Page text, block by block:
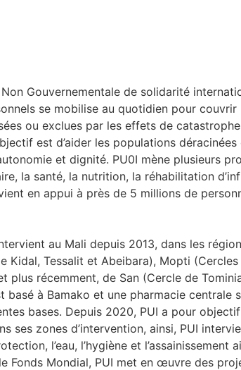
Gouvernementale de solidarité
se mobilise au quotidien pour couvrir
ou exclues par les effets de
est d’aider les populations déracinées
et dignité. PU0I mène plusieurs
la santé, la nutrition, la réhabilitation
en appui à près de 5 millions de
au Mali depuis 2013, dans les
Kidal, Tessalit et Abeibara), Mopti
plus récemment, de San (Cercle de
à Bamako et une pharmacie centrale
bases. Depuis 2020, PUI a pour
ses zones d’intervention, ainsi, PUI
l’eau, l’hygiène et l’assainissement
Fonds Mondial, PUI met en œuvre des